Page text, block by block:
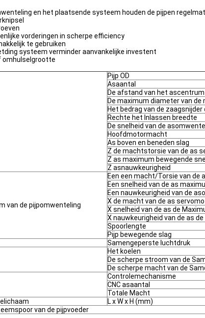
en het plaatsende systeem houden de pijpen
vorderingen in scherpe efficiency
te gebruiken
systeem verminder aanvankelijke investent
omhulselgrootte
Pijp OD
Asaantal
De afstand van het ascentrum
De maximum diameter van de
Het bedrag van de zaagsnijder
Rechte het Inlassen breedte
De snelheid van de
Hoofdmotormacht
As boven en beneden slag
Z de machtstorsie van de as
Z as maximum bewegende
Z asnauwkeurigheid
van de pijpomwenteling
Een een macht/Torsie van de
Een snelheid van de as
Een nauwkeurigheid van de
X de macht van de as
X snelheid van de as de
X nauwkeurigheid van de as
Spoorlengte
Pijp bewegende slag
Samengeperste luchtdruk
Het koelen
De scherpe stroom van de
De scherpe macht van de
Controlemechanisme
CNC asaantal
Totale Macht
L x W x H (mm)
van de pijpvoeder